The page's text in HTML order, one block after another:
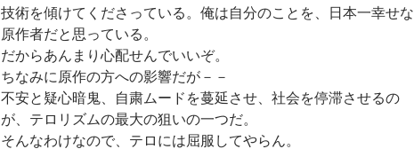
技術を傾けてくださっている。俺は自分のことを、日本一幸せな
原作者だと思っている。
だからあんまり心配せんでいいぞ。
ちなみに原作の方への影響だが－－
不安と疑心暗鬼、自粛ムードを蔓延させ、社会を停滞させるの
が、テロリズムの最大の狙いの一つだ。
そんなわけなので、テロには屈服してやらん。